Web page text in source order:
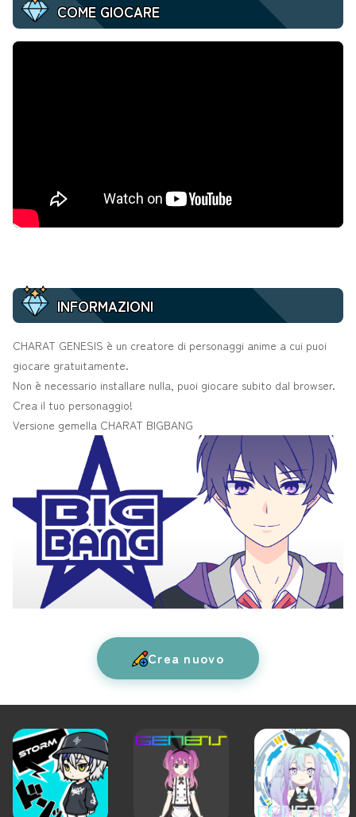
COME GIOCARE
INFORMAZIONI
CHARAT GENESIS è un creatore di personaggi anime a cui puoi
giocare gratuitamente.
Non è necessario installare nulla, puoi giocare subito dal browser.
Crea il tuo personaggio!
Versione gemella CHARAT BIGBANG
Crea nuovo